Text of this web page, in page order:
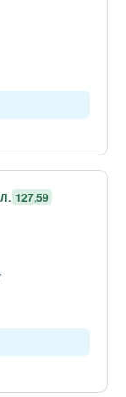
127,59